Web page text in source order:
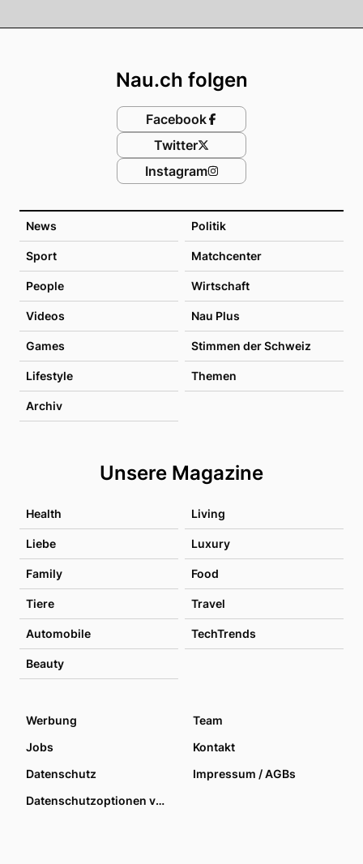
News Politik
Sport Matchcenter
People Wirtschaft
Videos Nau Plus
Games Stimmen der Schweiz
Lifestyle Themen
Archiv
Unsere Magazine
Health Living
Liebe Luxury
Family Food
Tiere Travel
Automobile TechTrends
Beauty
Nau.ch folgen
Facebook
Twitter
Instagram
Werbung
Team
Jobs
Kontakt
Datenschutz
Impressum / AGBs
Datenschutzoptionen verwalten